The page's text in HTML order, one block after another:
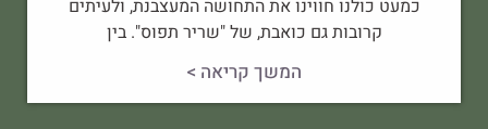
כמעט כולנו חווינו את התחושה המעצבנת, ולעיתים
קרובות גם כואבת, של "שריר תפוס". בין
המשך קריאה >